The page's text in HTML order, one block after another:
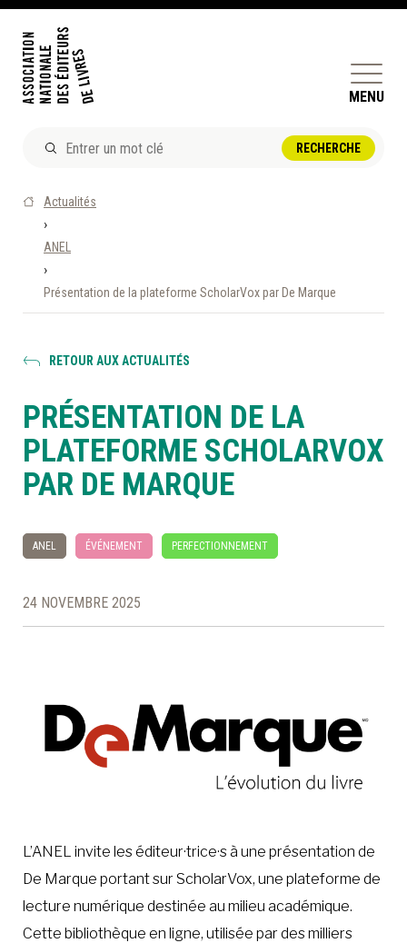
MENU
DOSSIERS ET ENJEUX
ÊTRE ÉDITEUR·TRICE
PERFECTIONNEMENT
ET SERVICES AUX MEMBRES
À LA POINTE DE LA PROFESSION
RÉPERTOIRE DES MEMBRES
Actualités
›
ANEL
›
Présentation de la plateforme ScholarVox par De Marque
RETOUR AUX ACTUALITÉS
PRÉSENTATION DE LA
PLATEFORME SCHOLARVOX
PAR DE MARQUE
ANEL ÉVÉNEMENT PERFECTIONNEMENT
24 NOVEMBRE 2025
L’ANEL invite les éditeur·trice·s à une présentation de
De Marque portant sur ScholarVox, une plateforme de
lecture numérique destinée au milieu académique.
Cette bibliothèque en ligne, utilisée par des milliers